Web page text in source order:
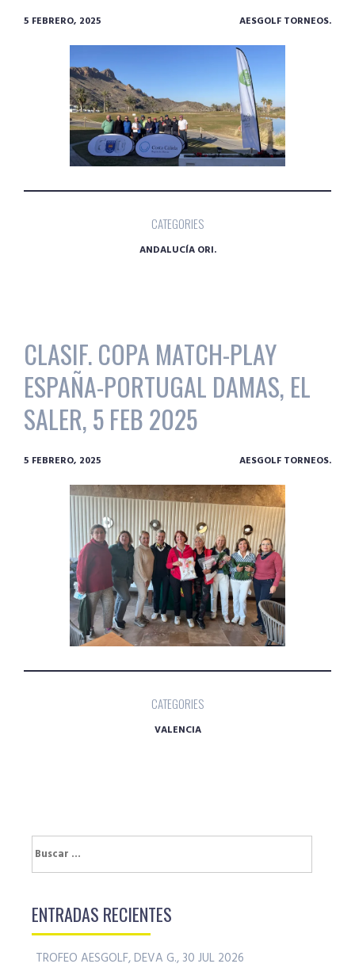
5 FEBRERO, 2025 AESGOLF TORNEOS.
CATEGORIES
ANDALUCÍA ORI.
CLASIF. COPA MATCH-PLAY
ESPAÑA-PORTUGAL DAMAS, EL
SALER, 5 FEB 2025
5 FEBRERO, 2025 AESGOLF TORNEOS.
CATEGORIES
VALENCIA
Buscar:
ENTRADAS RECIENTES
TROFEO AESGOLF, DEVA G., 30 JUL 2026